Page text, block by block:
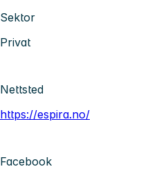
Sektor
Privat
Nettsted
https://espira.no/
Facebook